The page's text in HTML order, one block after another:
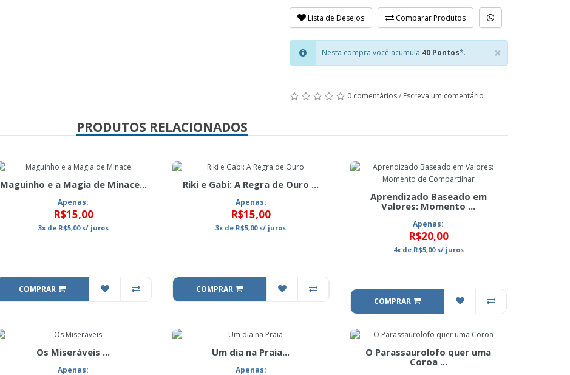
Close
Lista de Desejos Comparar Produtos
×
Nesta compra você acumula 40 Pontos*.
0 comentários/ Escreva um comentário
PRODUTOS RELACIONADOS
Maguinho e a Magia de Minace...
Apenas:
R$15,00
3xde R$5,00s/ juros
COMPRAR
Riki e Gabi: A Regra de Ouro ...
Apenas:
R$15,00
3x de R$5,00s/ juros
COMPRAR
Aprendizado Baseado em
Valores: Momento ...
Apenas:
R$20,00
4xde R$5,00s/ juros
COMPRAR
Os Miseráveis ...
Apenas:
Um dia na Praia...
Apenas:
O Parassaurolofo quer uma
Coroa ...